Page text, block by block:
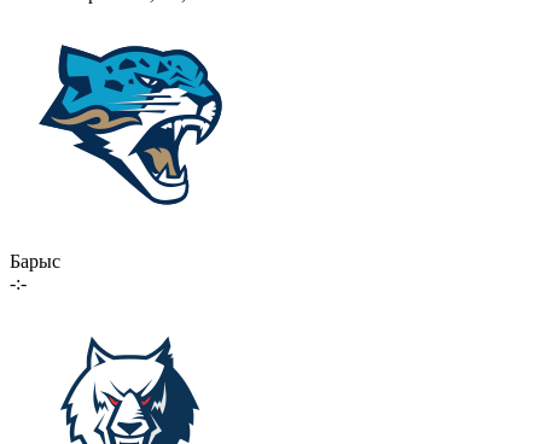
Барыс
-:-